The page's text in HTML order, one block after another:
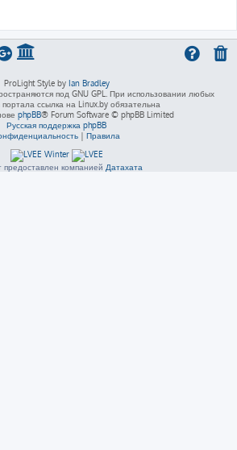
ProLight Style by Ian Bradley
под GNU GPL. При использовании любых
ссылка на Linux.by обязательна
phpBB® Forum Software © phpBB Limited
Русская поддержка phpBB
| Правила
предоставлен компанией Датахата